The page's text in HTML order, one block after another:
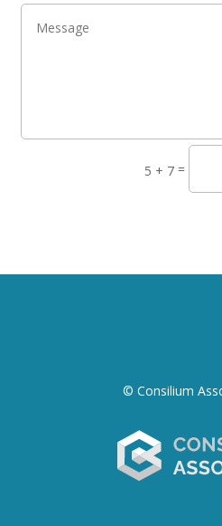
5 + 7=
© Consilium